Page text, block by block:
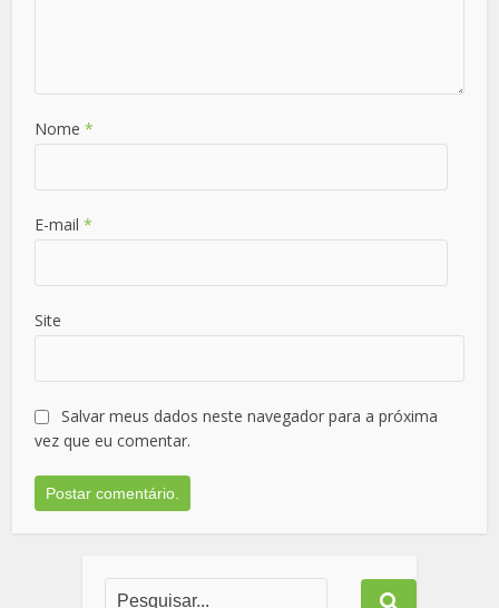
Nome*
E-mail*
Site
Salvar meus dados neste navegador para a próxima
vez que eu comentar.